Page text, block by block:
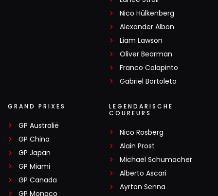
Nico Hülkenberg
Alexander Albon
Liam Lawson
Oliver Bearman
Franco Colapinto
Gabriel Bortoleto
GRAND PRIXES
GP Australië
GP China
GP Japan
GP Miami
GP Canada
GP Monaco
LEGENDARISCHE
COUREURS
Nico Rosberg
Alain Prost
Michael Schumacher
Alberto Ascari
Ayrton Senna